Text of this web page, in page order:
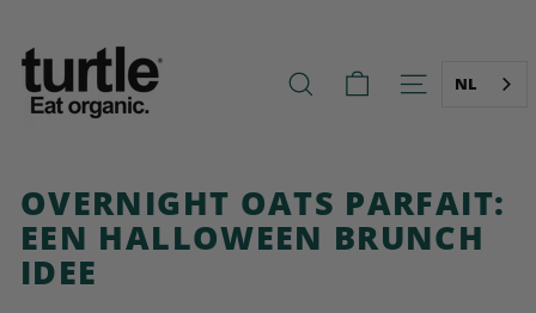
inhoud
U
R
T
-
B
E
ZOEK OP NAVIGATIE
NL
OVERNIGHT OATS PARFAIT:
EEN HALLOWEEN BRUNCH
IDEE